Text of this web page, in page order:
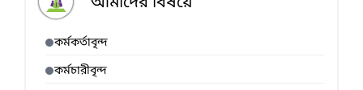
সেবা বাতায়ন
কর্মকর্তাবৃন্দ
কর্মচারীবৃন্দ